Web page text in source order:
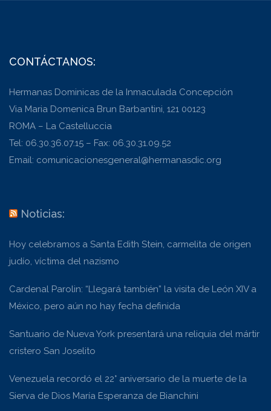
CONTÁCTANOS:
Hermanas Dominicas de la Inmaculada Concepción
Via Maria Domenica Brun Barbantini, 121 00123
ROMA – La Castelluccia
Tel: 06.30.36.07.15 – Fax: 06.30.31.09.52
Email: comunicacionesgeneral@hermanasdic.org
Noticias:
Hoy celebramos a Santa Edith Stein, carmelita de origen
judío, víctima del nazismo
Cardenal Parolin: “Llegará también” la visita de León XIV a
México, pero aún no hay fecha definida
Santuario de Nueva York presentará una reliquia del mártir
cristero San Joselito
Venezuela recordó el 22° aniversario de la muerte de la
Sierva de Dios María Esperanza de Bianchini